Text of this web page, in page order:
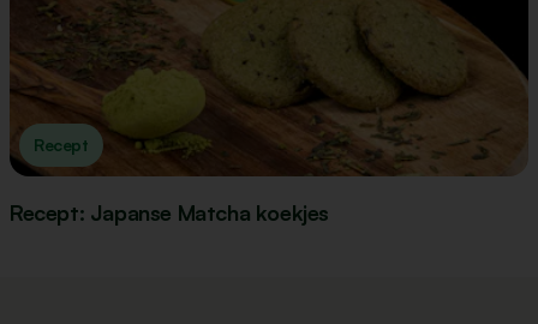
Recept
Recept: Japanse Matcha koekjes